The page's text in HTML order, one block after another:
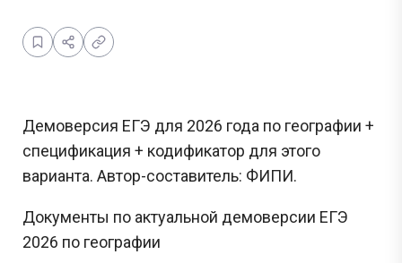
Демоверсия ЕГЭ для 2026 года по географии +
спецификация + кодификатор для этого
варианта. Автор-составитель: ФИПИ.
Документы по актуальной демоверсии ЕГЭ
2026 по географии